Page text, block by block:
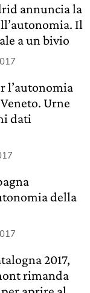
annuncia la
Il
a un bivio
l’autonomia
Urne
dati
della
2017,
rimanda